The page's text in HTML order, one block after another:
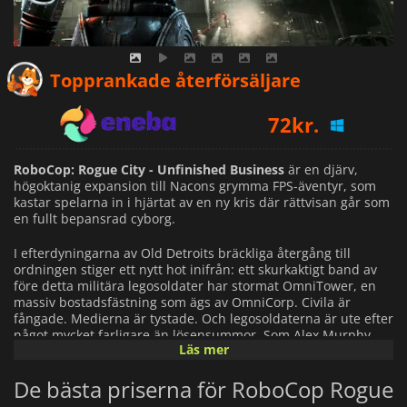
Topprankade återförsäljare
68kr.
72kr.
92kr.
RoboCop: Rogue City - Unfinished Business är en djärv,
högoktanig expansion till Nacons grymma FPS-äventyr, som
kastar spelarna in i hjärtat av en ny kris där rättvisan går som
en fullt bepansrad cyborg.
I efterdyningarna av Old Detroits bräckliga återgång till
ordningen stiger ett nytt hot inifrån: ett skurkaktigt band av
före detta militära legosoldater har stormat OmniTower, en
massiv bostadsfästning som ägs av OmniCorp. Civila är
fångade. Medierna är tystade. Och legosoldaterna är ute efter
något mycket farligare än lösensummor. Som Alex Murphy,
delvis människa, delvis maskin, helt och hållet polis, är du
Från de skuggiga underjordiska nivåerna till det vindpinade
Läs mer
De bästa priserna för RoboCop Rogue